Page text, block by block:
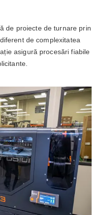
de proiecte de turnare prin
de complexitatea
asigură procesări fiabile